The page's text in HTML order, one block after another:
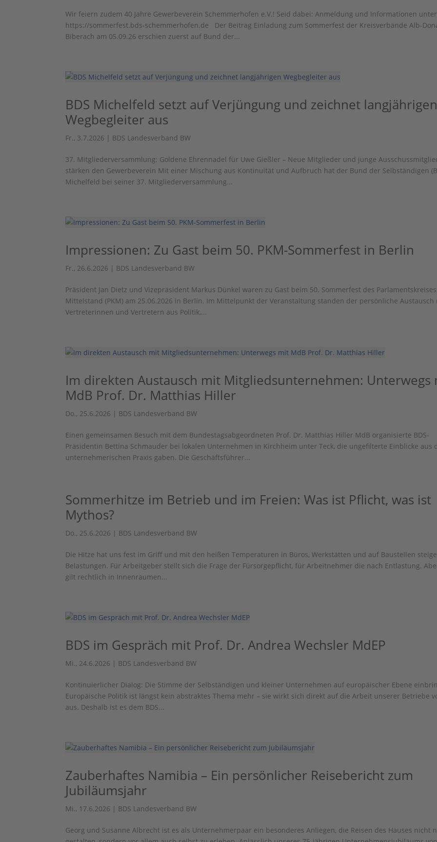
Wir feiern zudem 40 Jahre Gewerbeverein Schemmerhofen e.V.! Seid dabei: Anmeldung und Informationen unter
https://sommerfest.bds-schemmerhofen.de Der Beitrag Einladung zum Sommerfest der Kreisverbände Alb-
Biberach am 05.09.26 erschien zuerst auf Bund der...
BDS Michelfeld setzt auf Verjüngung und zeichnet langjährigen
Wegbegleiter aus
Fr., 3.7.2026 | BDS Landesverband BW
37. Mitgliederversammlung: Goldene Ehrennadel für Uwe Gießler – Neue Mitglieder und junge
stärken den Gewerbeverein Mit einer Mischung aus Kontinuität und Aufbruch hat der Bund der Selbständigen
Michelfeld bei seiner 37. Mitgliederversammlung...
Impressionen: Zu Gast beim 50. PKM-Sommerfest in Berlin
Fr., 26.6.2026 | BDS Landesverband BW
Präsident Jan Dietz und Vizepräsident Markus Dünkel waren zu Gast beim 50. Sommerfest des Parlamentskreises
Mittelstand (PKM) am 25.06.2026 in Berlin. Im Mittelpunkt der Veranstaltung standen der persönliche Austausch
Vertreterinnen und Vertretern aus Politik,...
Im direkten Austausch mit Mitgliedsunternehmen: Unterwegs
MdB Prof. Dr. Matthias Hiller
Do., 25.6.2026 | BDS Landesverband BW
Einen gemeinsamen Besuch mit dem Bundestagsabgeordneten Prof. Dr. Matthias Hiller MdB organisierte BDS-
Präsidentin Bettina Schmauder bei lokalen Unternehmen in Kirchheim unter Teck, die ungefilterte Einblicke aus
unternehmerischen Praxis gaben. Die Geschäftsführer...
Sommerhitze im Betrieb und im Freien: Was ist Pflicht, was ist
Mythos?
Do., 25.6.2026 | BDS Landesverband BW
Die Hitze hat uns fest im Griff und mit den heißen Temperaturen in Büros, Werkstätten und auf Baustellen
Belastungen. Für Arbeitgeber stellt sich die Frage der Fürsorgepflicht, für Arbeitnehmer die nach Entlastung.
gilt rechtlich in Innenräumen...
BDS im Gespräch mit Prof. Dr. Andrea Wechsler MdEP
Mi., 24.6.2026 | BDS Landesverband BW
Kontinuierlicher Dialog: Die Stimme der Selbständigen und kleiner Unternehmen auf europäischer Ebene
Europäische Politik ist längst kein abstraktes Thema mehr – sie wirkt sich direkt auf die Arbeit unserer Betriebe
aus. Deshalb ist es dem BDS...
Zauberhaftes Namibia – Ein persönlicher Reisebericht zum
Jubiläumsjahr
Mi., 17.6.2026 | BDS Landesverband BW
Georg und Susanne Albrecht ist es als Unternehmerpaar ein besonderes Anliegen, die Reisen des Hauses nicht